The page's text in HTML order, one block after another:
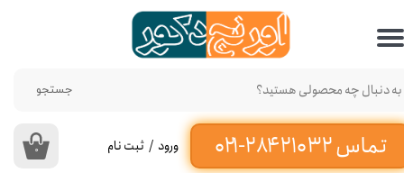
تماس ۳۲ ۲۱۰ ۲۸۴-۰۲۱‌
جستجو
۰ ورود / ثبت نام
حساب کاربری من
تغییر گذر واژه
سفارشات
خروج از حساب کاربری